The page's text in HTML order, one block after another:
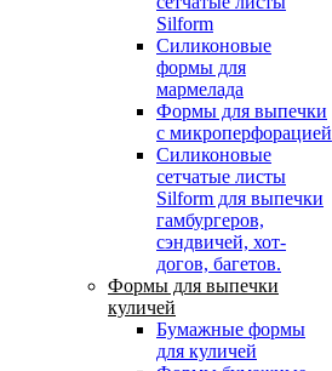
Silform
Силиконовые
формы для
мармелада
Формы для выпечки
с микроперфорацией
Силиконовые
сетчатые листы
Silform для выпечки
гамбургеров,
сэндвичей, хот-
догов, багетов.
Формы для выпечки
куличей
Бумажные формы
для куличей